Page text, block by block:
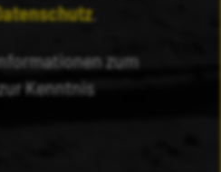
.
zum
Kenntnis